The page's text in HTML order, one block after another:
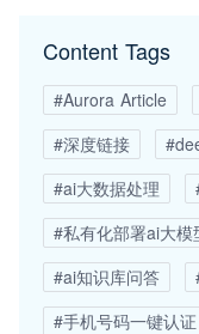
Content Tags
#Aurora Article
#深度链接
#ai大数据处理
#私有化部署ai大模
#ai知识库问答
#手机号码一键认证